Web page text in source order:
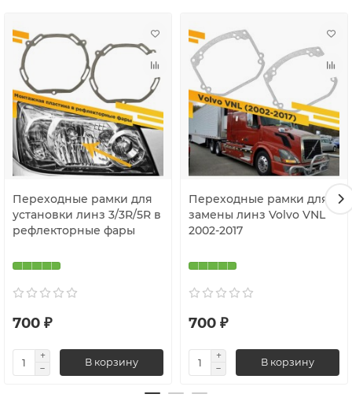
Переходные рамки для
установки линз 3/3R/5R в
рефлекторные фары
700 ₽
В корзину
Переходные рамки для
замены линз Volvo VNL
2002-2017
700 ₽
В корзину